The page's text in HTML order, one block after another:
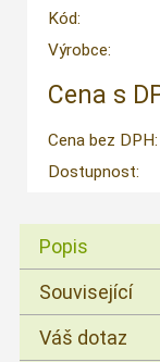
Kód:
Výrobce:
Cena s
Cena bez DPH:
Dostupnost:
Popis
Související
Váš dotaz